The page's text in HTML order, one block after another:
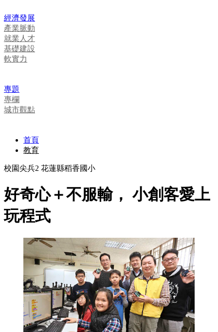
經濟發展
產業脈動
就業人才
基礎建設
軟實力
專題
專欄
城市觀點
首頁
教育
校園尖兵2 花蓮縣稻香國小
好奇心＋不服輸， 小創客愛上
玩程式